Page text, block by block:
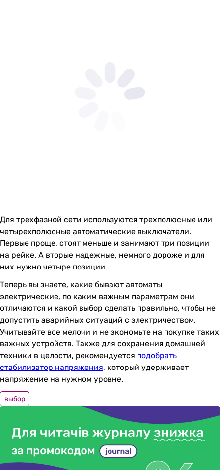
Для трехфазной сети используются трехполюсные или
четырехполюсные автоматические выключатели.
Первые проще, стоят меньше и занимают три позиции
на рейке. А вторые надежные, немного дороже и для
них нужно четыре позиции.
Теперь вы знаете, какие бывают автоматы
электрические, по каким важным параметрам они
отличаются и какой выбор сделать правильно, чтобы не
допустить аварийных ситуаций с электричеством.
Учитывайте все мелочи и не экономьте на покупке таких
важных устройств. Также для сохранения домашней
техники в целости, рекомендуется подобрать
стабилизатор напряжения, который удерживает
напряжение на нужном уровне.
выбор